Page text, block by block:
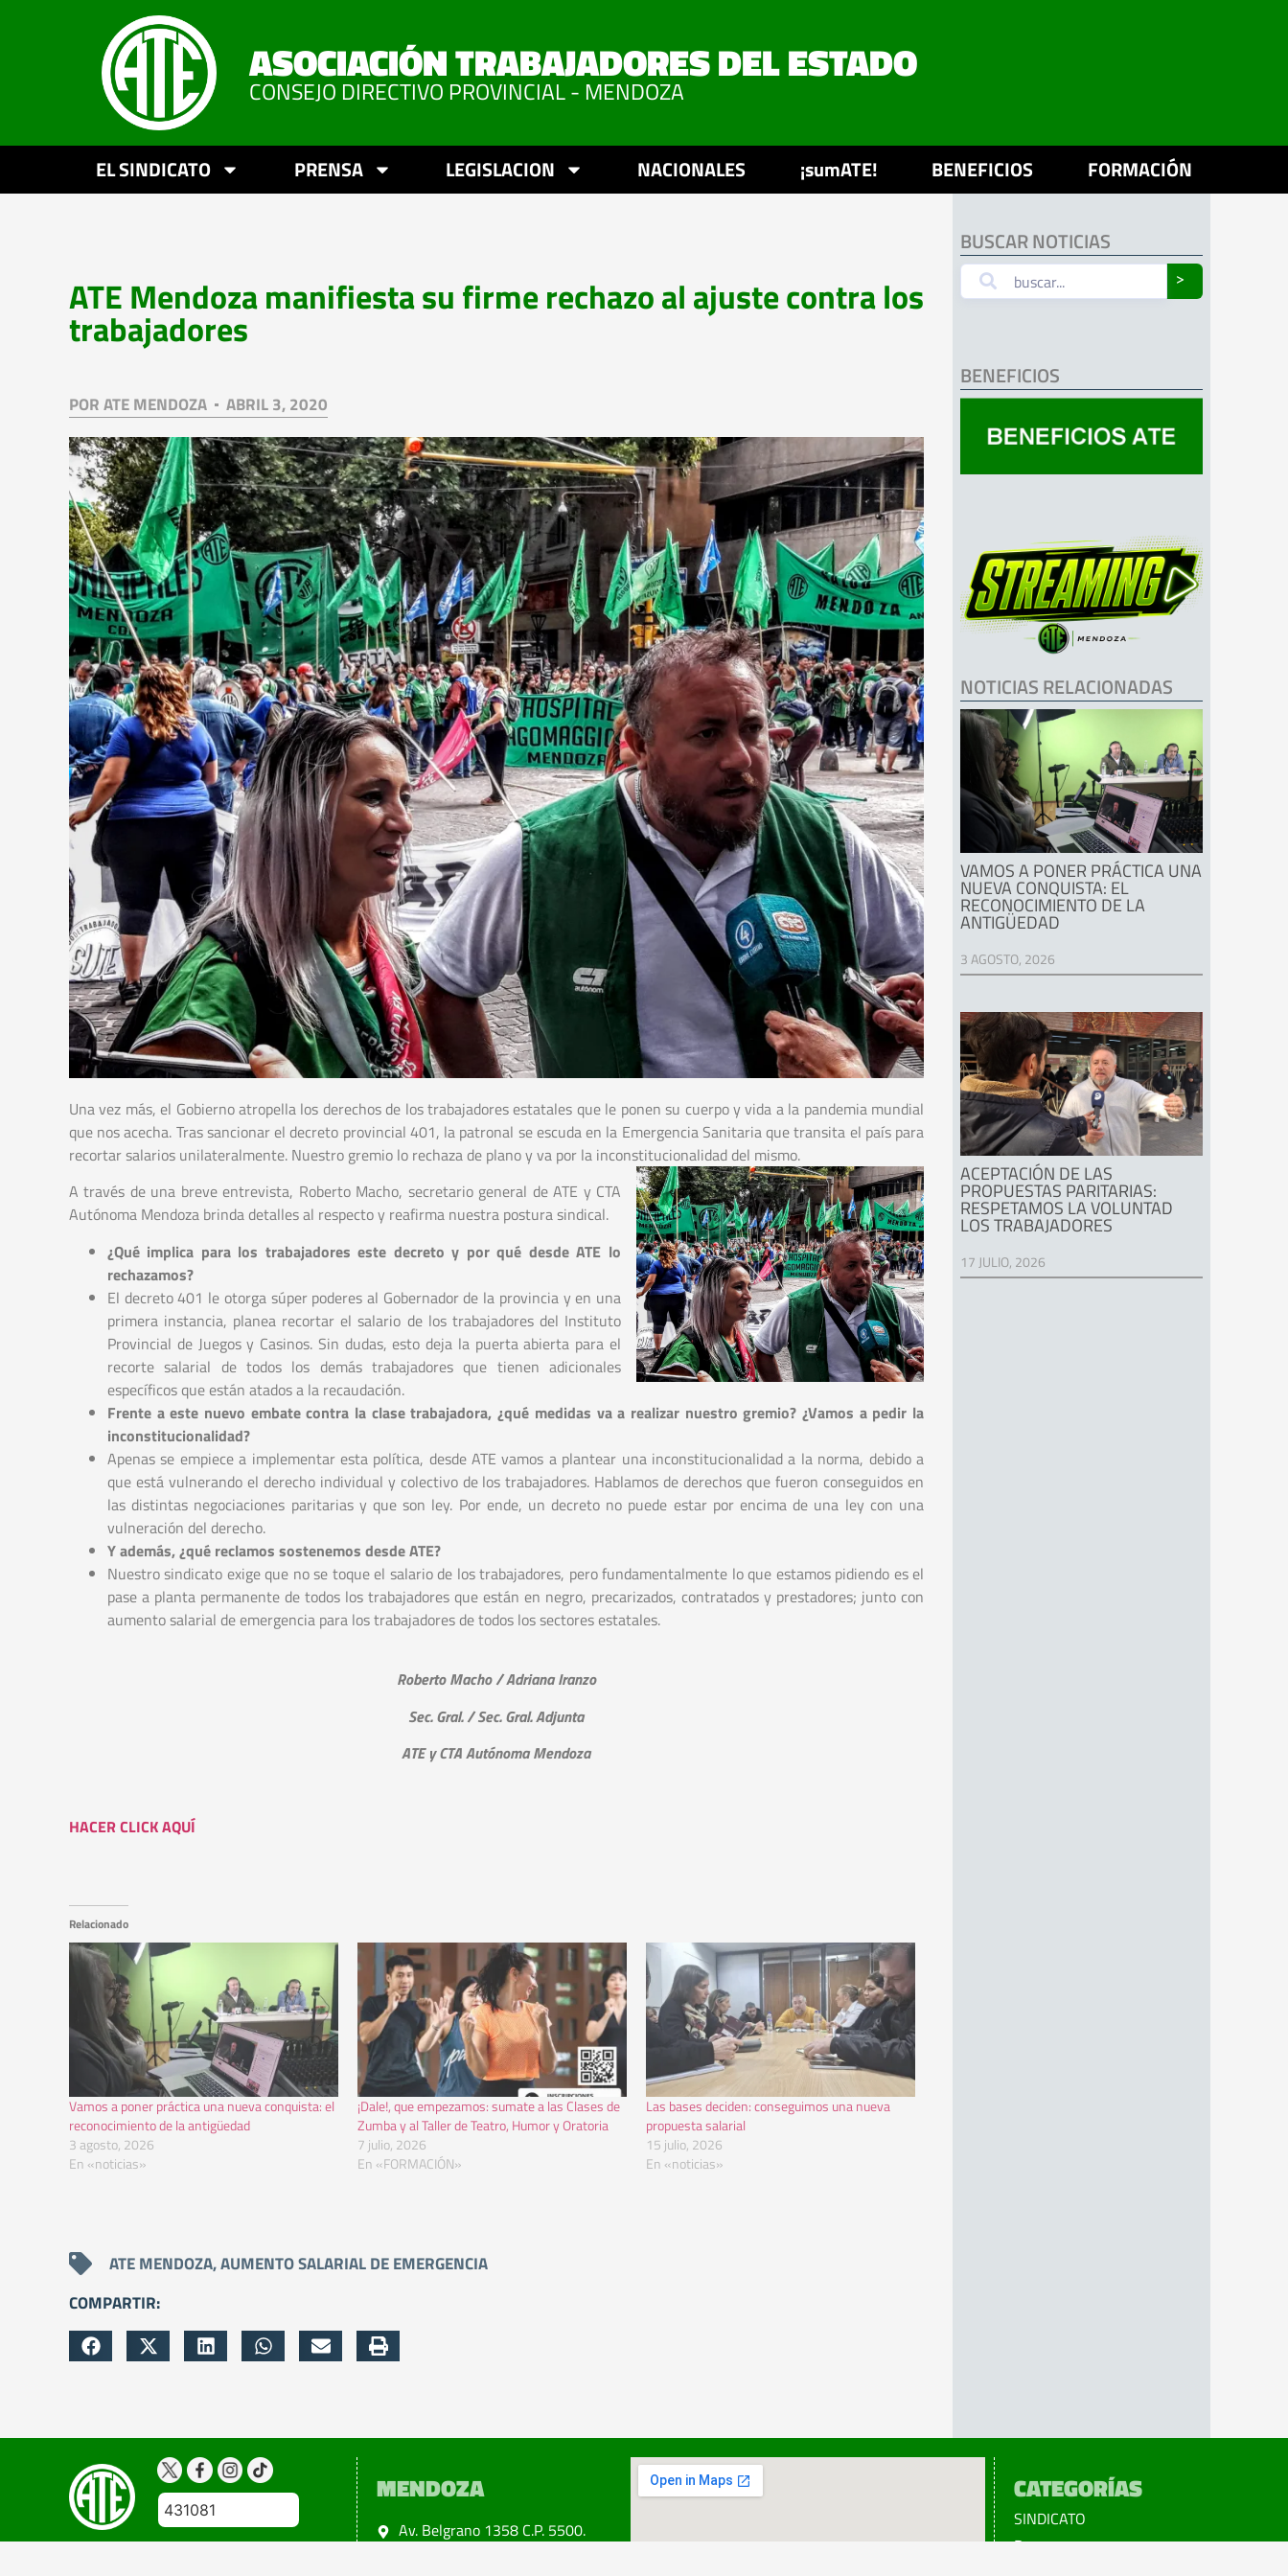
ASOCIACIÓN TRABAJADORES DEL ESTADO
CONSEJO DIRECTIVO PROVINCIAL - MENDOZA
EL SINDICATO PRENSA LEGISLACION NACIONALES ¡sumATE! BENEFICIOS FORMACIÓN
ATE Mendoza manifiesta su firme rechazo al ajuste contra los
trabajadores
PORATE MENDOZA ABRIL 3, 2020
Una vez más, el Gobierno atropella los derechos de los trabajadores estatales que le ponen su cuerpo y vida a la pandemia mundial
que nos acecha. Tras sancionar el decreto provincial 401, la patronal se escuda en la Emergencia Sanitaria que transita el país para
recortar salarios unilateralmente. Nuestro gremio lo rechaza de plano y va por la inconstitucionalidad del mismo.
A través de una breve entrevista, Roberto Macho, secretario general de ATE y CTA
Autónoma Mendoza brinda detalles al respecto y reafirma nuestra postura sindical.
¿Qué implica para los trabajadores este decreto y por qué desde ATE lo
rechazamos?
El decreto 401 le otorga súper poderes al Gobernador de la provincia y en una
primera instancia, planea recortar el salario de los trabajadores del Instituto
Provincial de Juegos y Casinos. Sin dudas, esto deja la puerta abierta para el
recorte salarial de todos los demás trabajadores que tienen adicionales
específicos que están atados a la recaudación.
Frente a este nuevo embate contra la clase trabajadora, ¿qué medidas va a realizar nuestro gremio? ¿Vamos a pedir la
inconstitucionalidad?
Apenas se empiece a implementar esta política, desde ATE vamos a plantear una inconstitucionalidad a la norma, debido a
que está vulnerando el derecho individual y colectivo de los trabajadores. Hablamos de derechos que fueron conseguidos en
las distintas negociaciones paritarias y que son ley. Por ende, un decreto no puede estar por encima de una ley con una
vulneración del derecho.
Y además, ¿qué reclamos sostenemos desde ATE?
Nuestro sindicato exige que no se toque el salario de los trabajadores, pero fundamentalmente lo que estamos pidiendo es el
pase a planta permanente de todos los trabajadores que están en negro, precarizados, contratados y prestadores; junto con
aumento salarial de emergencia para los trabajadores de todos los sectores estatales.
Roberto Macho / Adriana Iranzo
Sec. Gral. / Sec. Gral. Adjunta
ATE y CTA Autónoma Mendoza
HACER CLICK AQUÍ
Relacionado
Vamos a poner práctica una nueva conquista: el
reconocimiento de la antigüedad
3 agosto, 2026
En «noticias»
¡Dale!, que empezamos: sumate a las Clases de
Zumba y al Taller de Teatro, Humor y Oratoria
7 julio, 2026
En «FORMACIÓN»
Las bases deciden: conseguimos una nueva
propuesta salarial
15 julio, 2026
En «noticias»
ATE MENDOZA,AUMENTO SALARIAL DE EMERGENCIA
COMPARTIR:
BUSCAR NOTICIAS
˃
BENEFICIOS
NOTICIAS RELACIONADAS
VAMOS A PONER PRÁCTICA UNA
NUEVA CONQUISTA: EL
RECONOCIMIENTO DE LA
ANTIGÜEDAD
3 AGOSTO, 2026
ACEPTACIÓN DE LAS
PROPUESTAS PARITARIAS:
RESPETAMOS LA VOLUNTAD
LOS TRABAJADORES
17 JULIO, 2026
431081
MENDOZA
Av. Belgrano 1358 C.P. 5500.
CATEGORÍAS
SINDICATO
Prensa